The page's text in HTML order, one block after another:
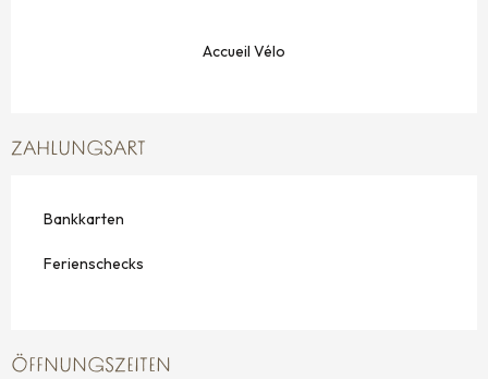
Accueil Vélo
ZAHLUNGSART
Bankkarten
Ferienschecks
ÖFFNUNGSZEITEN